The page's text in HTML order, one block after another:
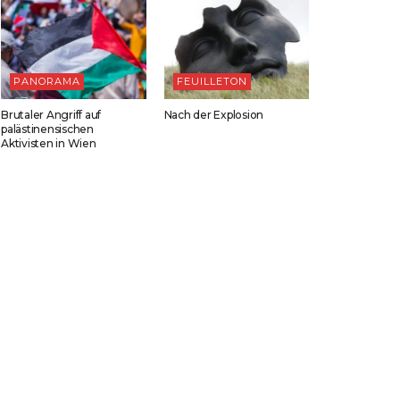
PANORAMA
Brutaler Angriff auf
palästinensischen
Aktivisten in Wien
FEUILLETON
Nach der Explosion